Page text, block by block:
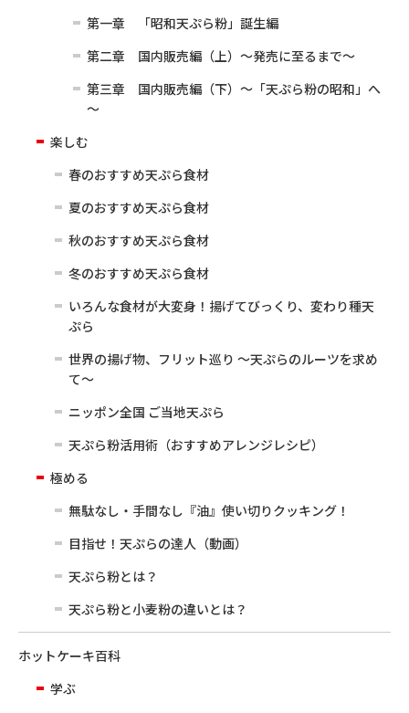
第一章 「昭和天ぷら粉」誕生編
第二章 国内販売編（上）～発売に至るまで～
第三章 国内販売編（下）～「天ぷら粉の昭和」へ
～
楽しむ
春のおすすめ天ぷら食材
夏のおすすめ天ぷら食材
秋のおすすめ天ぷら食材
冬のおすすめ天ぷら食材
いろんな食材が大変身！揚げてびっくり、変わり種天
ぷら
世界の揚げ物、フリット巡り ～天ぷらのルーツを求め
て～
ニッポン全国 ご当地天ぷら
天ぷら粉活用術（おすすめアレンジレシピ）
極める
無駄なし・手間なし『油』使い切りクッキング！
目指せ！天ぷらの達人（動画）
天ぷら粉とは？
天ぷら粉と小麦粉の違いとは？
ホットケーキ百科
学ぶ